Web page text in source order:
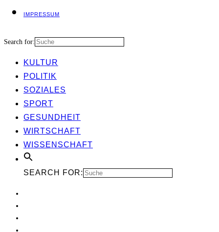
IMPRES­SUM
Search for:
KUL­TUR
POLI­TIK
SOZIA­LES
SPORT
GESUND­HEIT
WIRT­SCHAFT
WIS­SEN­SCHAFT
SEARCH FOR: